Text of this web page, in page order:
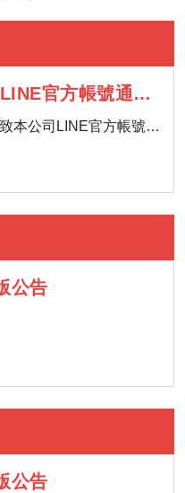
官方帳號通訊
本公司LINE官方帳號暫
有服務需求，歡迎多加
公告
公告